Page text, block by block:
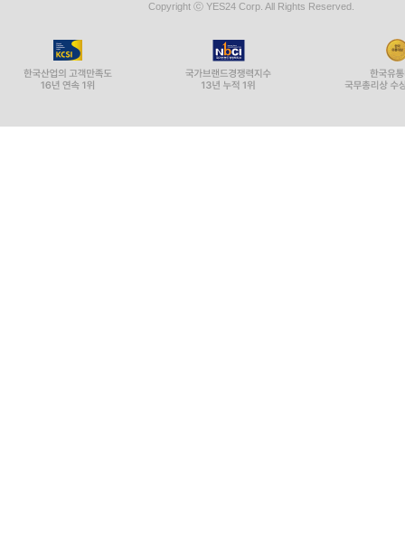
Copyright ⓒ YES24 Corp. All Rights Reserved.